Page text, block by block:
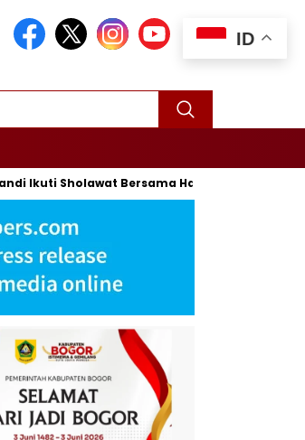
Ikuti Sholawat Bersama Habib Syech Bin Abdul
ID